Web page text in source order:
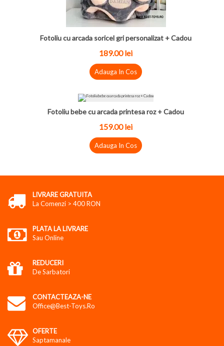
Fotoliu cu arcada soricel gri personalizat + Cadou
189.00 lei
Adauga In Cos
Fotoliu bebe cu arcada printesa roz + Cadou
159.00 lei
Adauga In Cos
LIVRARE GRATUITA
La Comenzi > 400 RON
PLATA LA LIVRARE
Sau Online
REDUCERI
De Sarbatori
CONTACTEAZA-NE
Office@best-Toys.ro
OFERTE
Saptamanale